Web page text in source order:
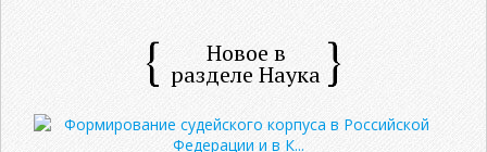
Новое в
разделе Наука